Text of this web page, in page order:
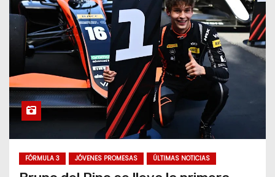
FÓRMULA 3 JÓVENES PROMESAS ÚLTIMAS NOTICIAS